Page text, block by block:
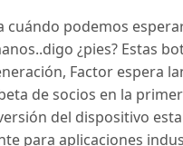
cuándo podemos
¿pies? Estas
Factor espera
de socios en la
del dispositivo
para aplicaciones